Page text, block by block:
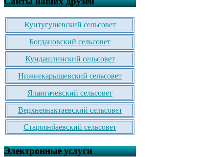
Кунтугушевский сельсовет
Богдановский сельсовет
Кундашлинский сельсовет
Нижнекарышевский сельсовет
Ялангачевский сельсовет
Верхнеянактаевский сельсовет
Староянбаевский сельсовет
Электронные услуги